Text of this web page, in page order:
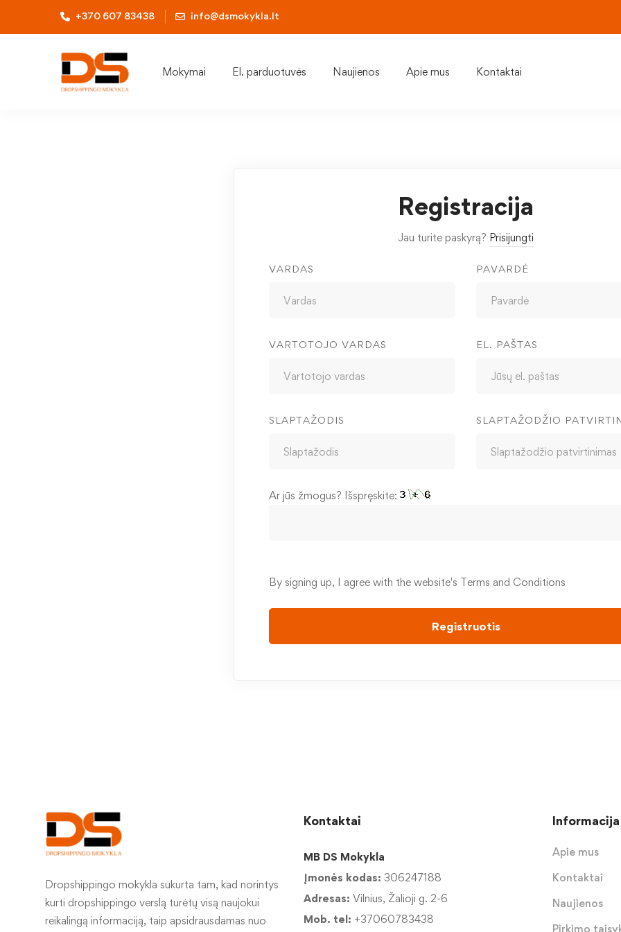
+370 607 83438 info@dsmokykla.lt
Mokymai El. parduotuvės Naujienos Apie mus Kontaktai
Registracija
Jau turite paskyrą? Prisijungti
VARDAS PAVARDĖ
VARTOTOJO VARDAS EL. PAŠTAS
SLAPTAŽODIS SLAPTAŽODŽIO
Ar jūs žmogus? Išspręskite:
By signing up, I agree with the website's Terms and Conditions
Registruotis
Dropshippingo mokykla sukurta tam, kad norintys
kurti dropshippingo verslą turėtų visą naujokui
reikalingą informaciją, taip apsidrausdamas nuo
Kontaktai
MB DS Mokykla
Įmonės kodas: 306247188
Adresas: Vilnius, Žalioji g. 2-6
Mob. tel: +37060783438
Informacija
Apie mus
Kontaktai
Naujienos
Pirkimo